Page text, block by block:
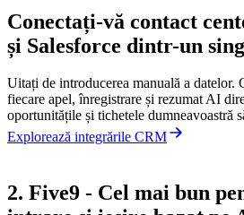
Conectați-vă contact
și Salesforce dintr-un
Uitați de introducerea manuală a datelor.
fiecare apel, înregistrare și rezumat AI
oportunitățile și tichetele dumneavoastră
Explorează integrările CRM
2. Five9 - Cel mai bun